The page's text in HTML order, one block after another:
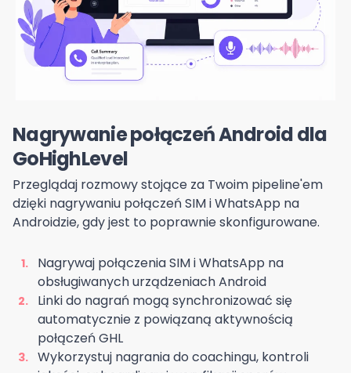
Nagrywanie połączeń Android dla
GoHighLevel
Przeglądaj rozmowy stojące za Twoim pipeline'em
dzięki nagrywaniu połączeń SIM i WhatsApp na
Androidzie, gdy jest to poprawnie skonfigurowane.
Nagrywaj połączenia SIM i WhatsApp na
obsługiwanych urządzeniach Android
Linki do nagrań mogą synchronizować się
automatycznie z powiązaną aktywnością
połączeń GHL
Wykorzystuj nagrania do coachingu, kontroli